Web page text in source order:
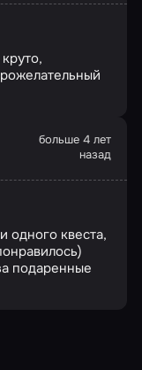
больше 4 лет
назад
одного квеста,
подаренные